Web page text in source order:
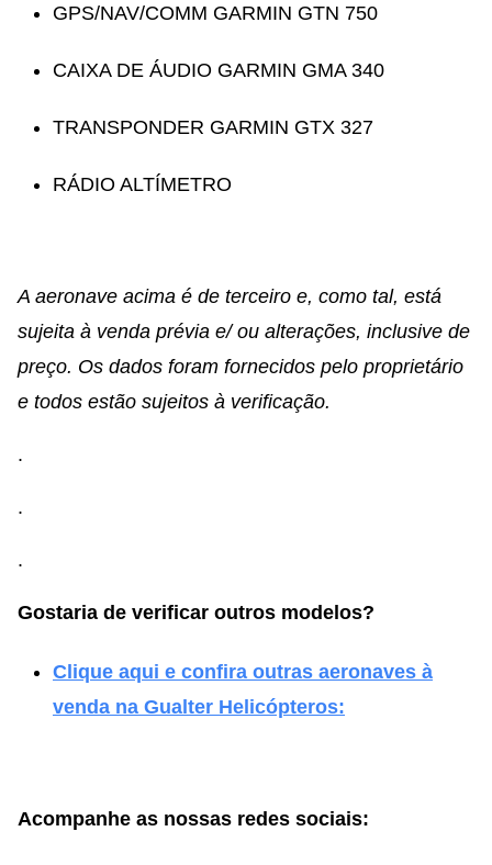
GPS/NAV/COMM GARMIN GTN 750
CAIXA DE ÁUDIO GARMIN GMA 340
TRANSPONDER GARMIN GTX 327
RÁDIO ALTÍMETRO
A aeronave acima é de terceiro e, como tal, está
sujeita à venda prévia e/ ou alterações, inclusive de
preço. Os dados foram fornecidos pelo proprietário
e todos estão sujeitos à verificação.
.
.
.
Gostaria de verificar outros modelos?
Clique aqui e confira outras aeronaves à
venda na Gualter Helicópteros:
Acompanhe as nossas redes sociais: